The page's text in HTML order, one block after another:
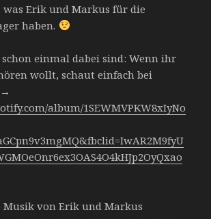
was Erik und Markus für die
haben.
einmal dabei sind: Wenn ihr
wollt, schaut einfach bei
album/1SEWMVPKW8xIyNo
Musik von Erik und Markus